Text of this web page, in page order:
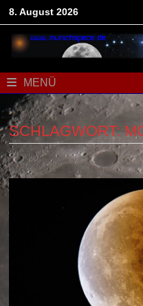
Zum
Inhalt
springen
8. August 2026
MENÜ
SCHLAGWORT: